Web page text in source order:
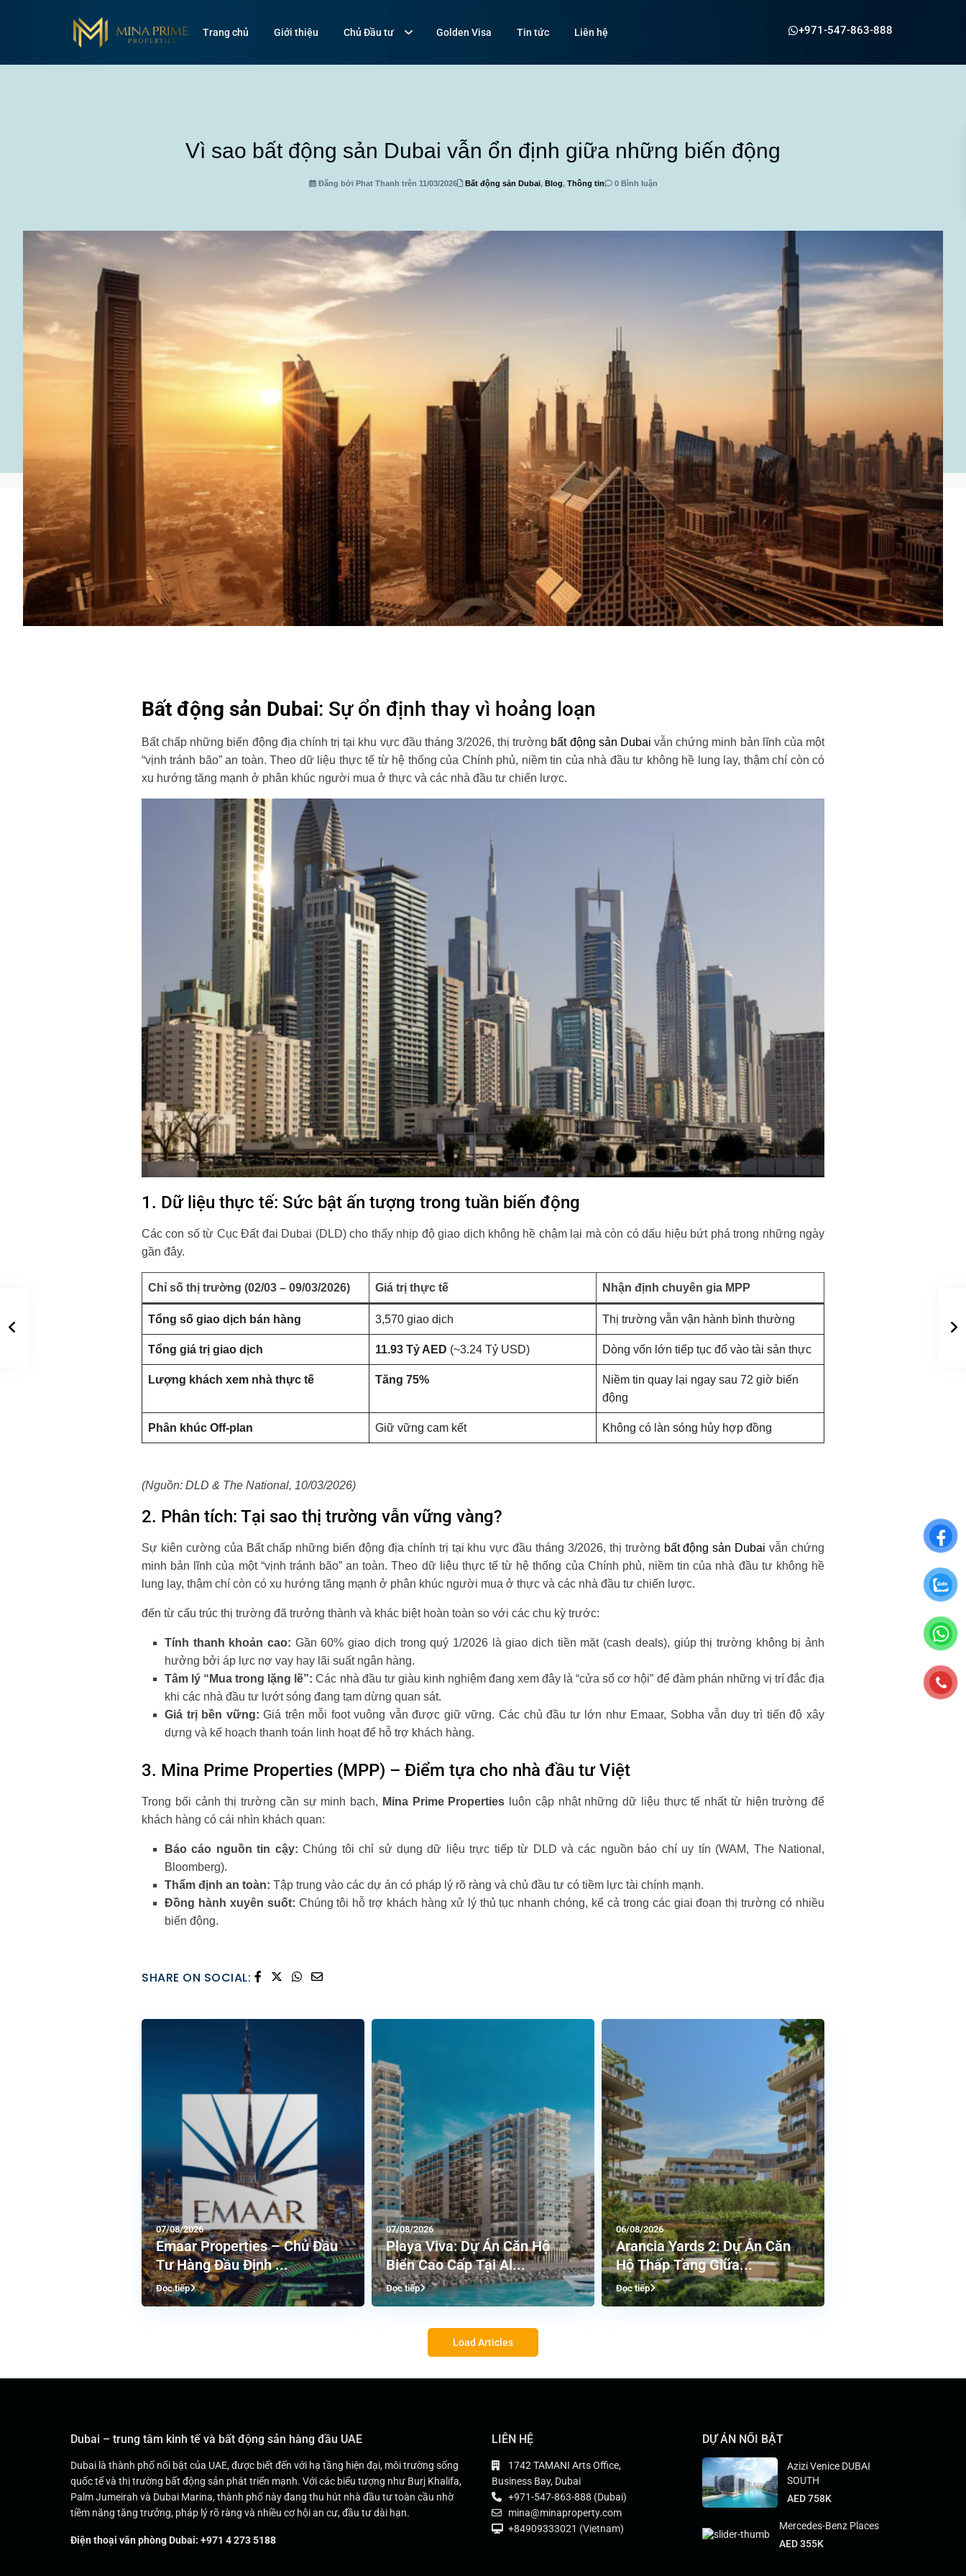
Trang chủ Giới thiệu Chủ Đầu tư Golden Visa Tin tức Liên hệ +971-547-863-888
Vì sao bất động sản Dubai vẫn ổn định giữa những biến động
Đăng bởi Phat Thanh trên 11/03/2026 Bất động sản Dubai, Blog, Thông tin 0 Bình luận
Bất động sản Dubai: Sự ổn định thay vì hoảng loạn
Bất chấp những biến động địa chính trị tại khu vực đầu tháng 3/2026, thị trường bất động sản Dubai vẫn chứng minh bản lĩnh của một
“vịnh tránh bão” an toàn. Theo dữ liệu thực tế từ hệ thống của Chính phủ, niềm tin của nhà đầu tư không hề lung lay, thậm chí còn có
xu hướng tăng mạnh ở phân khúc người mua ở thực và các nhà đầu tư chiến lược.
1. Dữ liệu thực tế: Sức bật ấn tượng trong tuần biến động
Các con số từ Cục Đất đai Dubai (DLD) cho thấy nhịp độ giao dịch không hề chậm lại mà còn có dấu hiệu bứt phá trong những ngày
gần đây.
Chỉ số thị trường (02/03 – 09/03/2026) Giá trị thực tế Nhận định chuyên gia MPP
Tổng số giao dịch bán hàng 3,570 giao dịch Thị trường vẫn vận hành bình thường
Tổng giá trị giao dịch 11.93 Tỷ AED (~3.24 Tỷ USD) Dòng vốn lớn tiếp tục đổ vào tài sản thực
Lượng khách xem nhà thực tế Tăng 75%
Niềm tin quay lại ngay sau 72 giờ biến
động
Phân khúc Off-plan Giữ vững cam kết Không có làn sóng hủy hợp đồng
(Nguồn: DLD & The National, 10/03/2026)
2. Phân tích: Tại sao thị trường vẫn vững vàng?
Sự kiên cường của Bất chấp những biến động địa chính trị tại khu vực đầu tháng 3/2026, thị trường bất động sản Dubai vẫn chứng
minh bản lĩnh của một “vịnh tránh bão” an toàn. Theo dữ liệu thực tế từ hệ thống của Chính phủ, niềm tin của nhà đầu tư không hề
lung lay, thậm chí còn có xu hướng tăng mạnh ở phân khúc người mua ở thực và các nhà đầu tư chiến lược.
đến từ cấu trúc thị trường đã trưởng thành và khác biệt hoàn toàn so với các chu kỳ trước:
Tính thanh khoản cao: Gần 60% giao dịch trong quý 1/2026 là giao dịch tiền mặt (cash deals), giúp thị trường không bị ảnh
hưởng bởi áp lực nợ vay hay lãi suất ngân hàng.
Tâm lý “Mua trong lặng lẽ”: Các nhà đầu tư giàu kinh nghiệm đang xem đây là “cửa sổ cơ hội” để đàm phán những vị trí đắc địa
khi các nhà đầu tư lướt sóng đang tạm dừng quan sát.
Giá trị bền vững: Giá trên mỗi foot vuông vẫn được giữ vững. Các chủ đầu tư lớn như Emaar, Sobha vẫn duy trì tiến độ xây
dựng và kế hoạch thanh toán linh hoạt để hỗ trợ khách hàng.
3. Mina Prime Properties (MPP) – Điểm tựa cho nhà đầu tư Việt
Trong bối cảnh thị trường cần sự minh bạch, Mina Prime Properties luôn cập nhật những dữ liệu thực tế nhất từ hiện trường để
khách hàng có cái nhìn khách quan:
Báo cáo nguồn tin cậy: Chúng tôi chỉ sử dụng dữ liệu trực tiếp từ DLD và các nguồn báo chí uy tín (WAM, The National,
Bloomberg).
Thẩm định an toàn: Tập trung vào các dự án có pháp lý rõ ràng và chủ đầu tư có tiềm lực tài chính mạnh.
Đồng hành xuyên suốt: Chúng tôi hỗ trợ khách hàng xử lý thủ tục nhanh chóng, kể cả trong các giai đoạn thị trường có nhiều
biến động.
SHARE ON SOCIAL:
07/08/2026
Emaar Properties – Chủ Đầu
Tư Hàng Đầu Định ...
Đọc tiếp
07/08/2026
Playa Viva: Dự Án Căn Hộ
Biển Cao Cấp Tại Al...
Đọc tiếp
06/08/2026
Arancia Yards 2: Dự Án Căn
Hộ Thấp Tầng Giữa...
Đọc tiếp
Load Articles
Dubai – trung tâm kinh tế và bất động sản hàng đầu UAE
Dubai là thành phố nổi bật của UAE, được biết đến với hạ tầng hiện đại, môi trường sống
quốc tế và thị trường bất động sản phát triển mạnh. Với các biểu tượng như Burj Khalifa,
Palm Jumeirah và Dubai Marina, thành phố này đang thu hút nhà đầu tư toàn cầu nhờ
tiềm năng tăng trưởng, pháp lý rõ ràng và nhiều cơ hội an cư, đầu tư dài hạn.
Điện thoại văn phòng Dubai: +971 4 273 5188
LIÊN HỆ
1742 TAMANI Arts Office,
Business Bay, Dubai
+971-547-863-888 (Dubai)
mina@minaproperty.com
+84909333021 (Vietnam)
DỰ ÁN NỔI BẬT
Azizi Venice DUBAI
SOUTH
AED 758K
Mercedes-Benz Places
AED 355K